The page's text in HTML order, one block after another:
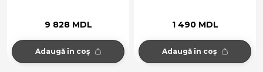
9 828 MDL
Adaugă în coș
1 490 MDL
Adaugă în coș